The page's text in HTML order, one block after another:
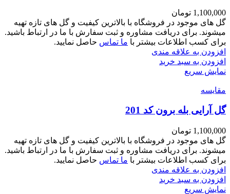
1,100,000 تومان
گل های موجود در فروشگاه با بالاترین کیفیت و گل های تازه تهیه
میشوند. برای دریافت مشاوره و ثبت سفارش با ما در ارتباط باشید.
برای کسب اطلاعات بیشتر با ما تماس حاصل نمایید.
افزودن به علاقه مندی
افزودن به سبد خرید
نمایش سریع
مقايسه
گل آرایی بله برون کد 201
1,100,000 تومان
گل های موجود در فروشگاه با بالاترین کیفیت و گل های تازه تهیه
میشوند. برای دریافت مشاوره و ثبت سفارش با ما در ارتباط باشید.
برای کسب اطلاعات بیشتر با ما تماس حاصل نمایید.
افزودن به علاقه مندی
افزودن به سبد خرید
نمایش سریع